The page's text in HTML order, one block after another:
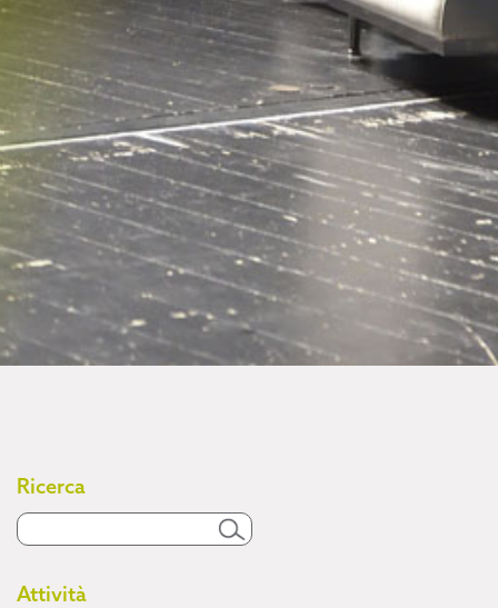
Ricerca
Attività